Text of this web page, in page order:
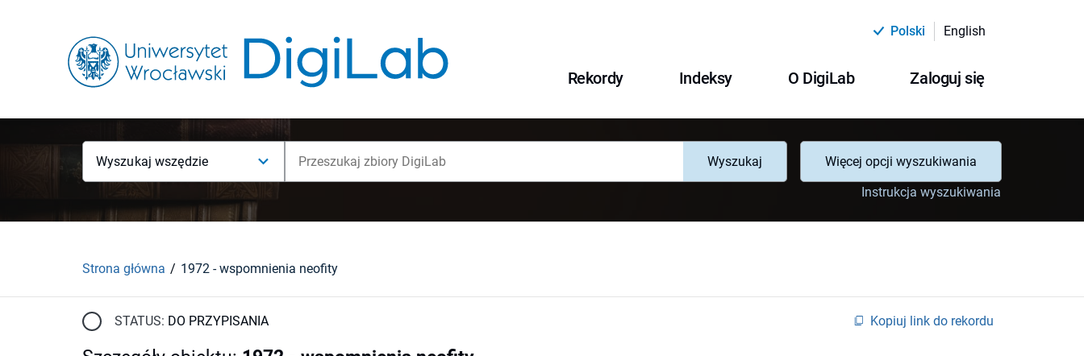
Polski English
Rekordy Indeksy O DigiLab Zaloguj się
Wyszukaj wszędzie Wyszukaj
Więcej opcji wyszukiwania
Instrukcja wyszukiwania
Strona główna 1972 - wspomnienia neofity
STATUS: DO PRZYPISANIA Kopiuj link do rekordu